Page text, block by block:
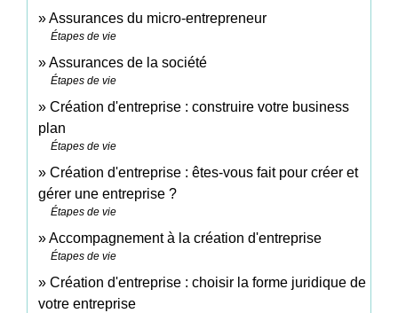
Assurances du micro-entrepreneur
Étapes de vie
Assurances de la société
Étapes de vie
Création d'entreprise : construire votre business
plan
Étapes de vie
Création d'entreprise : êtes-vous fait pour créer et
gérer une entreprise ?
Étapes de vie
Accompagnement à la création d'entreprise
Étapes de vie
Création d'entreprise : choisir la forme juridique de
votre entreprise